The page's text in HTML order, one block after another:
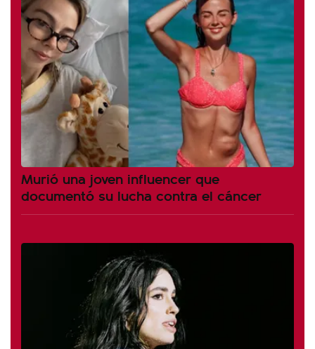
Murió una joven influencer que
documentó su lucha contra el cáncer